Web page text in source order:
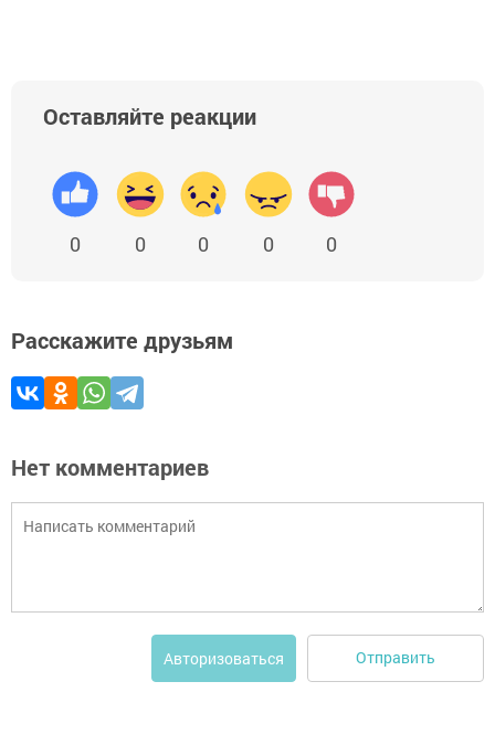
Оставляйте реакции
0 0 0 0 0
Расскажите друзьям
Нет комментариев
Авторизоваться Отправить